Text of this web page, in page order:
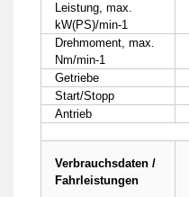
Leistung, max.
kW(PS)/min-1
Drehmoment, max.
Nm/min-1
Getriebe
Start/Stopp
Antrieb
Verbrauchsdaten /
Fahrleistungen